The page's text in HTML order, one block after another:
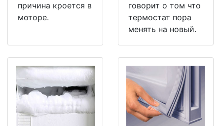
причина кроется в
моторе.
говорит о том что
термостат пора
менять на новый.